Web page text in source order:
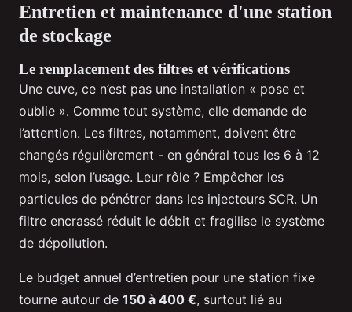
Entretien et maintenance d'une station
de stockage
Le remplacement des filtres et vérifications
Une cuve, ce n’est pas une installation « pose et
oublie ». Comme tout système, elle demande de
l’attention. Les filtres, notamment, doivent être
changés régulièrement - en général tous les 6 à 12
mois, selon l’usage. Leur rôle ? Empêcher les
particules de pénétrer dans les injecteurs SCR. Un
filtre encrassé réduit le débit et fragilise le système
de dépollution.
Le budget annuel d’entretien pour une station fixe
tourne autour de 150 à 400 €, surtout lié au